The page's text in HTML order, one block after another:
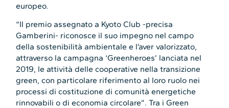
europeo.
“Il premio assegnato a Kyoto Club -precisa
Gamberini- riconosce il suo impegno nel campo
della sostenibilità ambientale e l’aver valorizzato,
attraverso la campagna ‘Greenheroes’ lanciata nel
2019, le attività delle cooperative nella transizione
green, con particolare riferimento al loro ruolo nei
processi di costituzione di comunità energetiche
rinnovabili o di economia circolare”. Tra i Green